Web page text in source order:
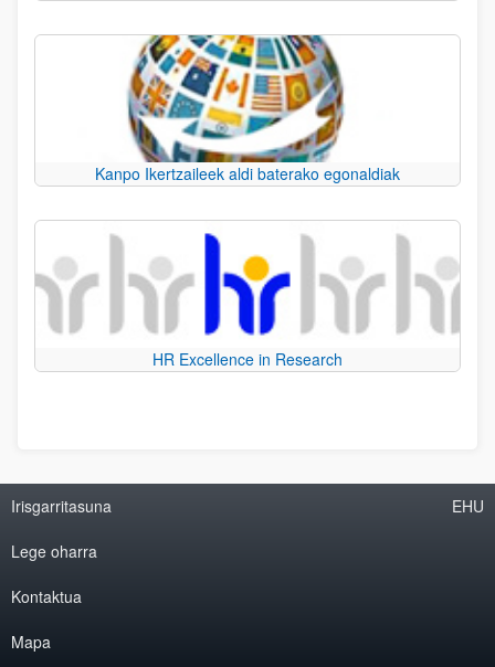
Kanpo Ikertzaileek aldi baterako egonaldiak
HR Excellence in Research
Irisgarritasuna
Lege oharra
Kontaktua
Mapa
EHU